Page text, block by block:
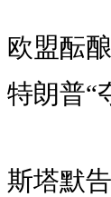
欧盟酝
特朗普“
斯塔默